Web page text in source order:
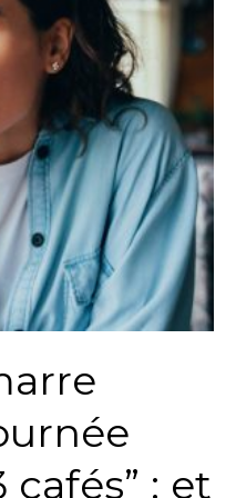
cafés” : et